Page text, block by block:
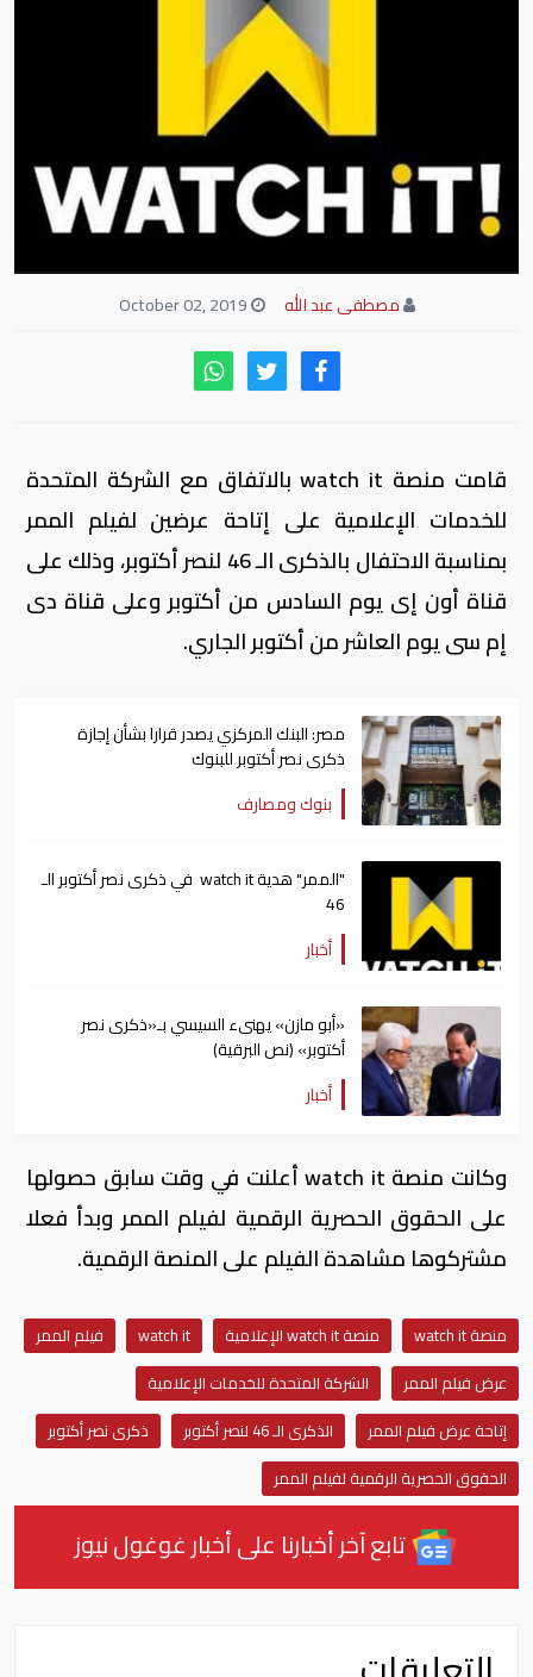
مصطفى عبد الله
قامت منصة watch it بالاتفاق مع الشركة المتحدة
للخدمات الإعلامية على إتاحة عرضين لفيلم الممر
بمناسبة الاحتفال بالذكرى الـ 46 لنصر أكتوبر، وذلك على
قناة أون إى يوم السادس من أكتوبر وعلى قناة دى
إم سى يوم العاشر من أكتوبر الجاري.
مصر: البنك المركزي يصدر قرارا بشأن إجازة
ذكرى نصر أكتوبر للبنوك
بنوك ومصارف
"الممر" هدية watch it في ذكرى نصر أكتوبر الـ
46
أخبار
«أبو مازن» يهنىء السيسي بـ«ذكرى نصر
أكتوبر» (نص البرقية)
أخبار
وكانت منصة watch it أعلنت في وقت سابق حصولها
على الحقوق الحصرية الرقمية لفيلم الممر وبدأ فعلا
مشتركوها مشاهدة الفيلم على المنصة الرقمية.
منصة watch it منصة watch it الإعلامية watch it
فيلم الممر
عرض فيلم الممر
الشركة المتحدة للخدمات الإعلامية
إتاحة عرض فيلم الممر
الذكرى الـ 46 لنصر أكتوبر
ذكرى نصر أكتوبر
الحقوق الحصرية الرقمية لفيلم الممر
تابع آخر أخبارنا على أخبار غوغول نيوز